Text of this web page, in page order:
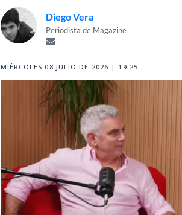
Diego Vera
Periodista de Magazine
MIÉRCOLES 08 JULIO DE 2026 | 19:25